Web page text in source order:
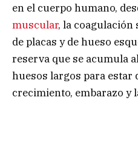
en el cuerpo humano,
muscular, la coagulación
de placas y de hueso
reserva que se acumula
huesos largos para estar
crecimiento, embarazo y